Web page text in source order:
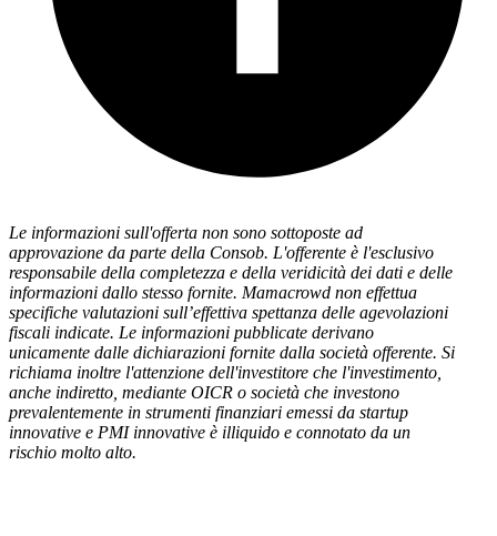
Le informazioni sull'offerta non sono sottoposte ad
approvazione da parte della Consob. L'offerente è l'esclusivo
responsabile della completezza e della veridicità dei dati e delle
informazioni dallo stesso fornite. Mamacrowd non effettua
specifiche valutazioni sull’effettiva spettanza delle agevolazioni
fiscali indicate. Le informazioni pubblicate derivano
unicamente dalle dichiarazioni fornite dalla società offerente. Si
richiama inoltre l'attenzione dell'investitore che l'investimento,
anche indiretto, mediante OICR o società che investono
prevalentemente in strumenti finanziari emessi da startup
innovative e PMI innovative è illiquido e connotato da un
rischio molto alto.